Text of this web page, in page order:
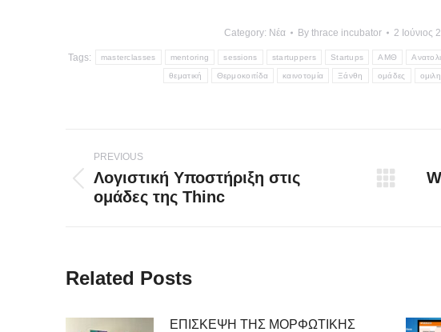
Category: Νέα By thrace incubator 2 Ιούνιος
Tags: masterclasses mentoring sessions startuppers Startups ΑΜΘ
θεματική Θερμοκοιτίδα καινοτομία Ξάνθη ομάδες
navigation
PREVIOUS
Previous
post:
Λογιστική Υποστήριξη στις
ομάδες της Thinc
Related Posts
ΕΠΙΣΚΕΨΗ ΤΗΣ ΜΟΡΦΩΤΙΚΗΣ